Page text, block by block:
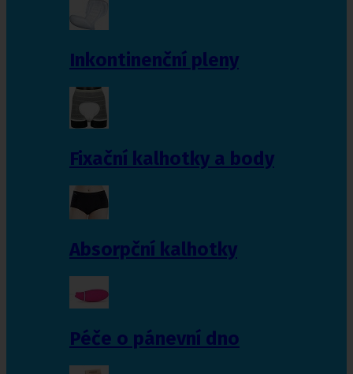
Inkontinenční pleny
Fixační kalhotky a body
Absorpční kalhotky
Péče o pánevní dno